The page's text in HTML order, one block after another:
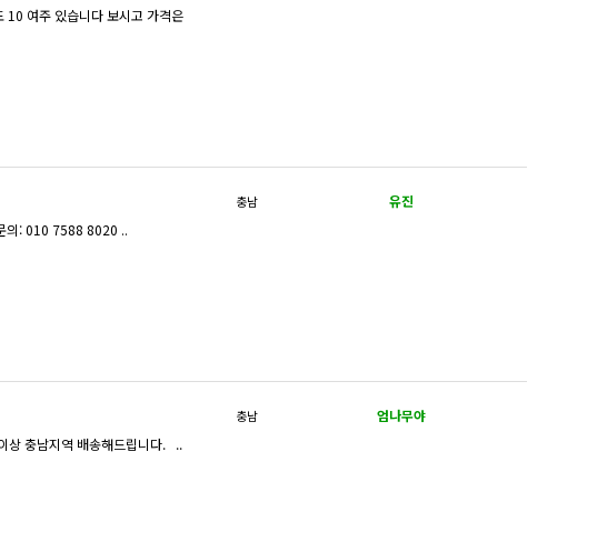
10 여주 있습니다 보시고 가격은
니다 국화도(꽃복숭아) 품목: 국화도(꽃복숭아) 규격 :R5-R8 수량 :50주 위치: 충남당진 문의: 010 7588 8020 ..
충남 유진
상 충남지역 배송해드립니다. ..
충남 엄나무야